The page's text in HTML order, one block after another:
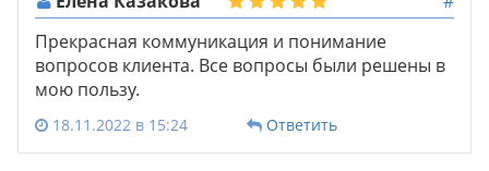
Прекрасная коммуникация и понимание
вопросов клиента. Все вопросы были решены в
мою пользу.
18.11.2022 в 15:24 Ответить